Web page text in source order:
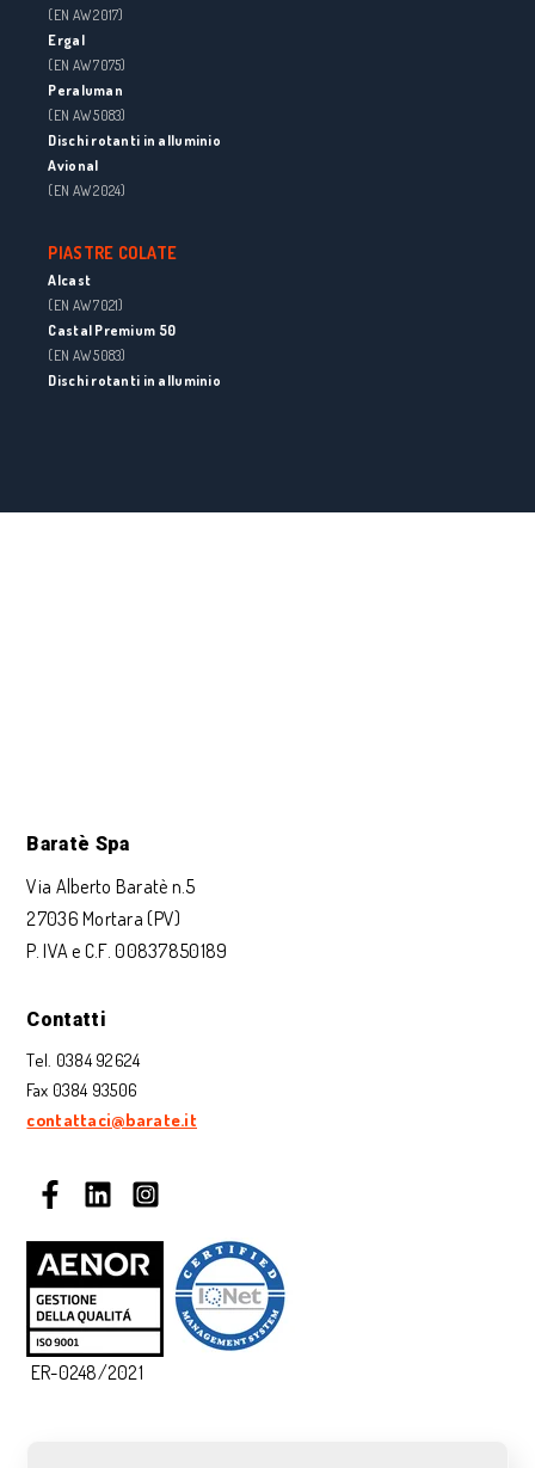
(EN AW 2017)
Ergal
(EN AW 7075)
Peraluman
(EN AW 5083)
Dischi rotanti in alluminio
Avional
(EN AW 2024)
PIASTRE COLATE
Alcast
(EN AW 7021)
Castal Premium 50
(EN AW 5083)
Dischi rotanti in alluminio
Baratè Spa
Via Alberto Baratè n.5
27036 Mortara (PV)
P. IVA e C.F. 00837850189
Contatti
Tel. 0384 92624
Fax 0384 93506
contattaci@barate.it
ER-0248/2021